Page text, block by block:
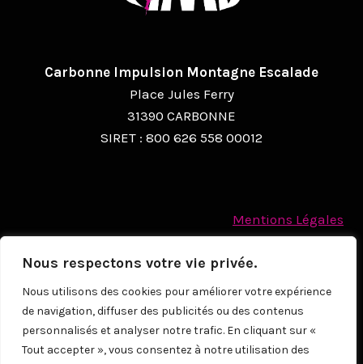
Nous respectons votre vie privée.
Nous utilisons des cookies pour améliorer votre expérience
de navigation, diffuser des publicités ou des contenus
personnalisés et analyser notre trafic. En cliquant sur «
Tout accepter », vous consentez à notre utilisation des
Carbonne Impulsion Montagne Escalade
Place Jules Ferry
31390 CARBONNE
SIRET : 800 626 558 00012
Mentions Légales
Politique des cookies
Protection des Données à caractère personnel
© 2026